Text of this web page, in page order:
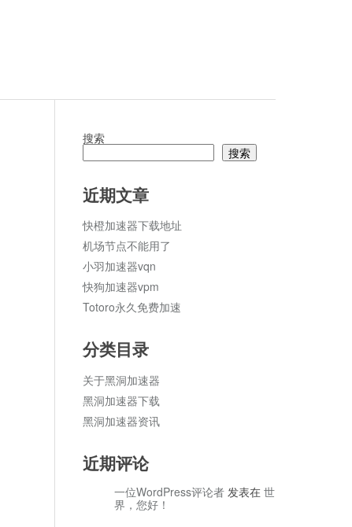
搜索
搜索
近期文章
快橙加速器下载地址
机场节点不能用了
小羽加速器vqn
快狗加速器vpm
Totoro永久免费加速
分类目录
关于黑洞加速器
黑洞加速器下载
黑洞加速器资讯
近期评论
一位WordPress评论者 发表在 世
界，您好！